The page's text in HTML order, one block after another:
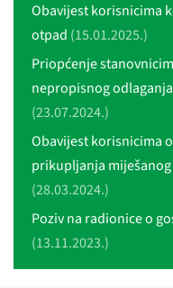
Obavijest korisnicima
otpad (15.01.2025.)
Priopćenje
nepropisnog
(23.07.2024.)
Obavijest korisnicima
prikupljanja
(28.03.2024.)
Poziv na radionice o
(13.11.2023.)